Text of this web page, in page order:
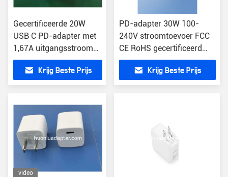
Gecertificeerde 20W
USB C PD-adapter met
1,67A uitgangsstroom
CE/FCC/RoHS Lichte 3,2
Krijg Beste Prijs
PD-adapter 30W 100-
240V stroomtoevoer FCC
CE RoHS gecertificeerd
5V/9V/12V/15V adapter
Krijg Beste Prijs
video